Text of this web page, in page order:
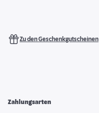
Zu den Geschenkgutscheinen
Zahlungsarten